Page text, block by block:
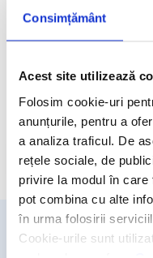
Consimțământ
Acest site utilizează
Folosim cookie-uri
anunțurile, pentru a
a analiza traficul. De
rețele sociale, de
privire la modul în
pot combina cu alte
în urma folosirii
Cookie-urile sunt
Aeroportul Agadir-Al
Camere hotel
Cere oferta